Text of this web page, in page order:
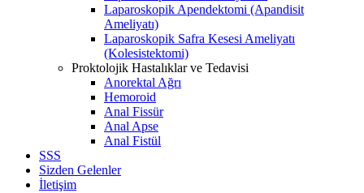
Laparoskopik Apendektomi (Apandisit
Ameliyatı)
Laparoskopik Safra Kesesi Ameliyatı
(Kolesistektomi)
Proktolojik Hastalıklar ve Tedavisi
Anorektal Ağrı
Hemoroid
Anal Fissür
Anal Apse
Anal Fistül
SSS
Sizden Gelenler
İletişim